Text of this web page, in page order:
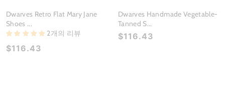
Dwarves Retro Flat Mary Jane
Shoes ...
2개의 리뷰
$116.43
Dwarves Handmade Vegetable-
Tanned S...
$116.43